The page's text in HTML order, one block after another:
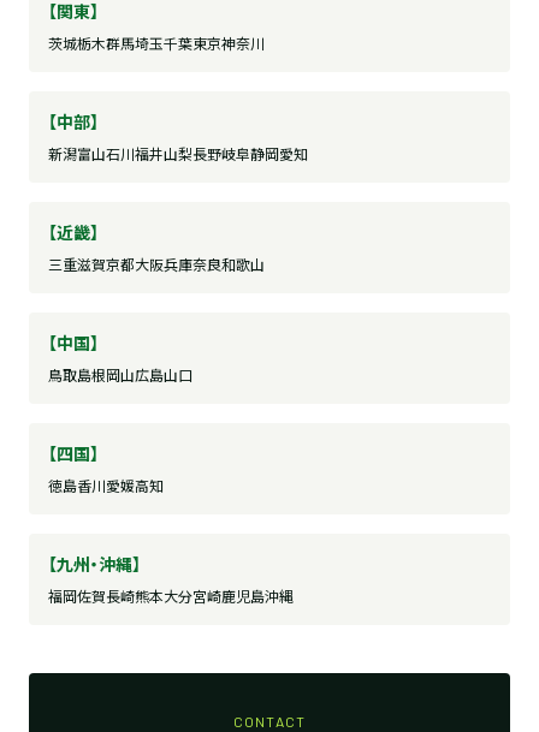
【関東】
茨城栃木群馬埼玉千葉東京神奈川
【中部】
新潟富山石川福井山梨長野岐阜静岡愛知
【近畿】
三重滋賀京都大阪兵庫奈良和歌山
【中国】
鳥取島根岡山広島山口
【四国】
徳島香川愛媛高知
【九州・沖縄】
福岡佐賀長崎熊本大分宮崎鹿児島沖縄
CONTACT